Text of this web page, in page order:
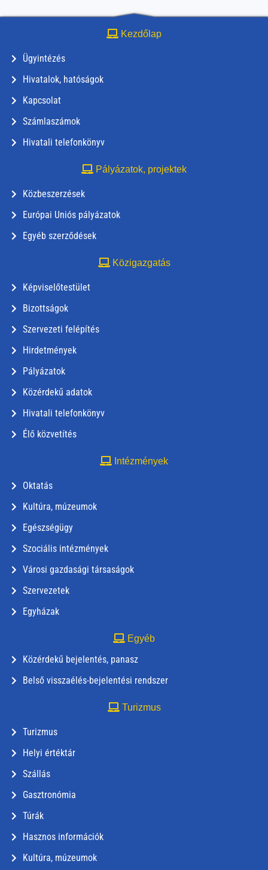
Kezdőlap
Ügyintézés
Hivatalok, hatóságok
Kapcsolat
Számlaszámok
Hivatali telefonkönyv
Pályázatok, projektek
Közbeszerzések
Európai Uniós pályázatok
Egyéb szerződések
Közigazgatás
Képviselőtestület
Bizottságok
Szervezeti felépítés
Hirdetmények
Pályázatok
Közérdekű adatok
Hivatali telefonkönyv
Élő közvetítés
Intézmények
Oktatás
Kultúra, múzeumok
Egészségügy
Szociális intézmények
Városi gazdasági társaságok
Szervezetek
Egyházak
Egyéb
Közérdekű bejelentés, panasz
Belső visszaélés-bejelentési rendszer
Turizmus
Turizmus
Helyi értéktár
Szállás
Gasztronómia
Túrák
Hasznos információk
Kultúra, múzeumok